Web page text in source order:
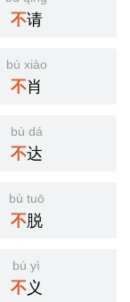
不请
bù xiào
不肖
bù dá
不达
bù tuō
不脱
bú yì
不义